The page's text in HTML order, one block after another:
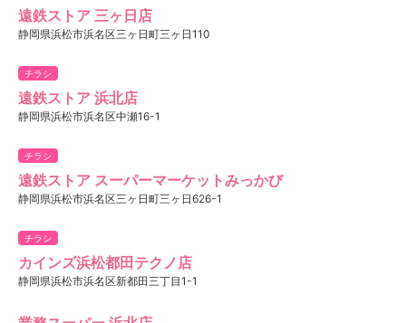
遠鉄ストア 三ヶ日店
静岡県浜松市浜名区三ヶ日町三ヶ日110
チラシ
遠鉄ストア 浜北店
静岡県浜松市浜名区中瀬16-1
チラシ
遠鉄ストア スーパーマーケットみっかび
静岡県浜松市浜名区三ヶ日町三ヶ日626-1
チラシ
カインズ浜松都田テクノ店
静岡県浜松市浜名区新都田三丁目1-1